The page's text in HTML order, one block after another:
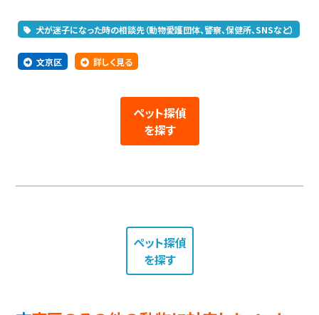
犬が迷子になった時の相談先（動物愛護団体、警察、保健所、SNSなど）
文京区 詳しく見る
ペット探偵
を探す
ペット探偵
を探す